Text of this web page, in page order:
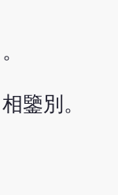
鑒別。